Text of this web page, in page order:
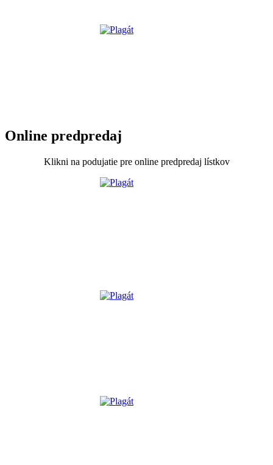
Online predpredaj
Klikni na podujatie pre online predpredaj lístkov